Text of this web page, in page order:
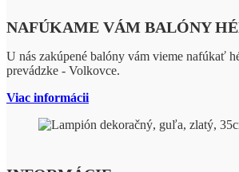
NAFÚKAME VÁM BALÓNY
U nás zakúpené balóny vám vieme nafúkať
prevádzke - Volkovce.
Viac informácii